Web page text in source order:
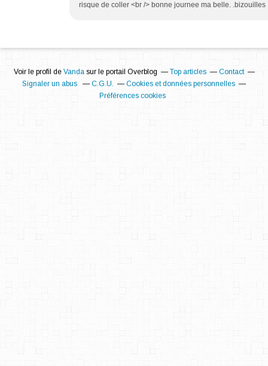
risque de coller <br /> bonne journee ma belle. .bizouilles
Voir le profil de Vandasur le portail Overblog Top articles
Contact
Signaler un abus
C.G.U.
Cookies et données personnelles
Préférences cookies